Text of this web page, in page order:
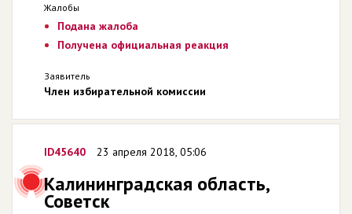
Жалобы
Подана жалоба
Получена официальная реакция
Заявитель
Член избирательной комиссии
ID45640 23 апреля 2018, 05:06
Калининградская область,
Советск